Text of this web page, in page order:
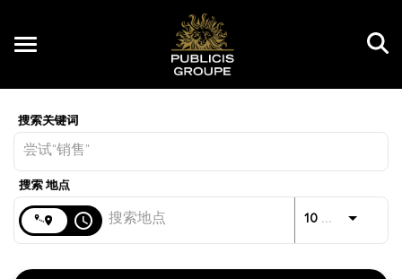
Toggle
CN
access_time 10 公里